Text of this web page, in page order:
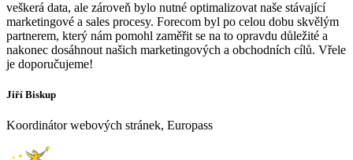
veškerá data, ale zároveň bylo nutné optimalizovat naše stávající
marketingové a sales procesy. Forecom byl po celou dobu skvělým
partnerem, který nám pomohl zaměřit se na to opravdu důležité a
nakonec dosáhnout našich marketingových a obchodních cílů. Vřele
je doporučujeme!
Jiří Biskup
Koordinátor webových stránek, Europass